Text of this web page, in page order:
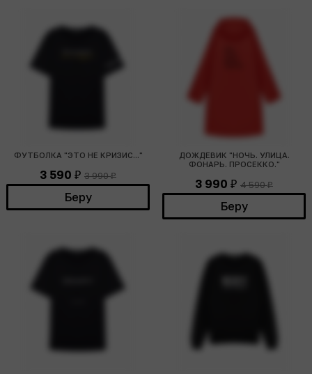
ФУТБОЛКА "ЭТО НЕ КРИЗИС..."
3 590 ₽ 3 990₽
Беру
ДОЖДЕВИК "НОЧЬ. УЛИЦА.
ФОНАРЬ. ПРОСЕККО."
3 990 ₽ 4 590₽
Беру